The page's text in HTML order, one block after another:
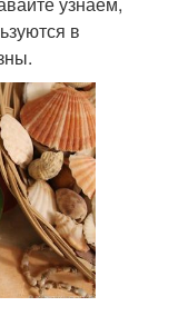
в